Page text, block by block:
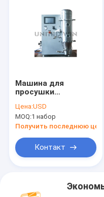
Машина для
просушки
вакуума
нержавеющей
стали Coater
гранулятора
жидкой кровати
Цена:USD
MOQ:1 набор
Получить последнюю цену
Контакт